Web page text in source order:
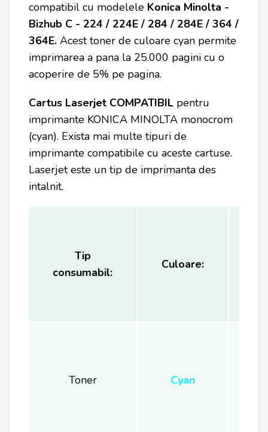
compatibil cu modelele Konica Minolta -
Bizhub C - 224 / 224E / 284 / 284E / 364 /
364E. Acest toner de culoare cyan permite
imprimarea a pana la 25.000 pagini cu o
acoperire de 5% pe pagina.
Cartus Laserjet COMPATIBIL pentru
imprimante KONICA MINOLTA monocrom
(cyan). Exista mai multe tipuri de
imprimante compatibile cu aceste cartuse.
Laserjet este un tip de imprimanta des
intalnit.
Tip
consumabil:
Culoare:
Toner Cyan